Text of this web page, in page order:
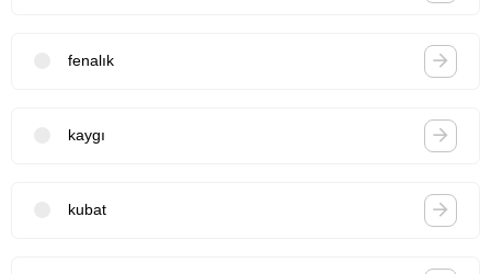
fenalık
kaygı
kubat